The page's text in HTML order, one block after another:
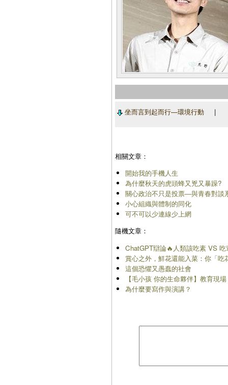
坐而言到起而行―環境行動 |
相關文章：
開始我的手機人生
為什麼秋天的虎頭蜂又兇又暴躁?
關心政治不只是投票―與青春對談
小心組織與體制的同化
可不可以少連線少上網
隨機文章：
ChatGPT辯論🔥人類該吃素 VS
賞心之外，鮮花還能入菜：你「吃
這個恐懼又愚蠢的社會
【毛小孩 你的生命夥伴】教育現
為什麼要寫作與演講？